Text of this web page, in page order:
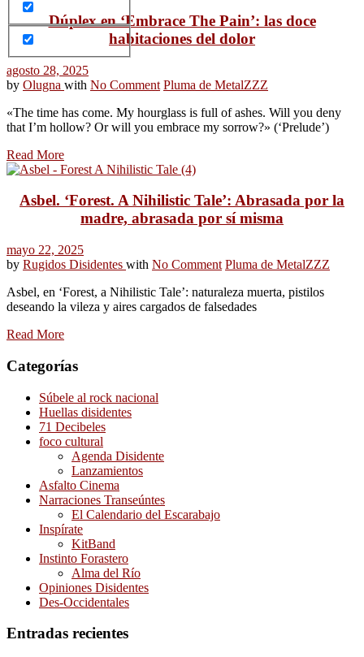
Dúplex en ‘Embrace The Pain’: las doce
habitaciones del dolor
agosto 28, 2025
by Olugna with No Comment Pluma de MetalZZZ
«The time has come. My hourglass is full of ashes. Will you deny
that I’m hollow? Or will you embrace my sorrow?» (‘Prelude’)
Read More
Asbel. ‘Forest. A Nihilistic Tale’: Abrasada por la
madre, abrasada por sí misma
mayo 22, 2025
by Rugidos Disidentes with No Comment Pluma de MetalZZZ
Asbel, en ‘Forest, a Nihilistic Tale’: naturaleza muerta, pistilos
deseando la vileza y aires cargados de falsedades
Read More
Categorías
Súbele al rock nacional
Huellas disidentes
71 Decibeles
foco cultural
Agenda Disidente
Lanzamientos
Asfalto Cinema
Narraciones Transeúntes
El Calendario del Escarabajo
Inspírate
KitBand
Instinto Forastero
Alma del Río
Opiniones Disidentes
Des-Occidentales
Entradas recientes